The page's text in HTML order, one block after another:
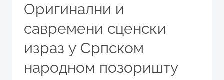
Оригинални и
савремени сценски
израз у Српском
народном позоришту